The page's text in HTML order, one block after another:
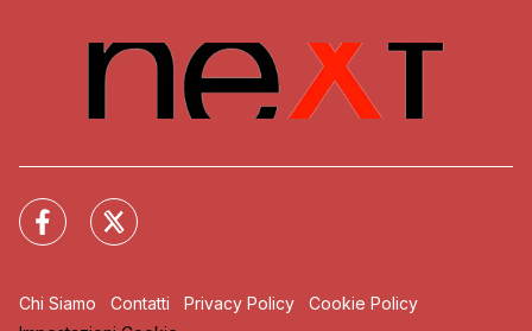
Chi Siamo Contatti Privacy Policy
Cookie Policy